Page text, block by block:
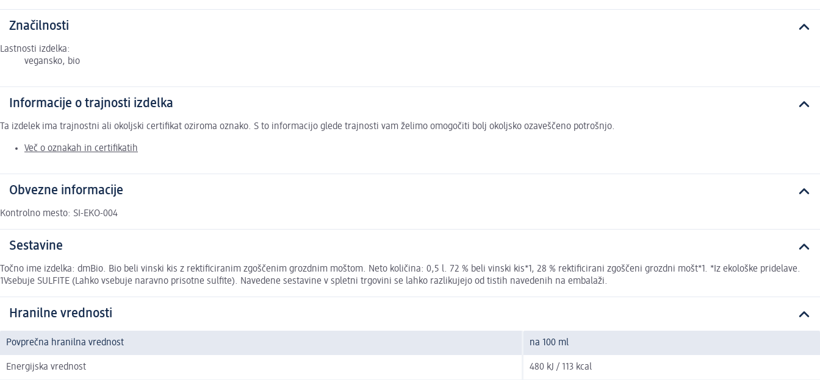
Značilnosti
Lastnosti izdelka:
vegansko, bio
Informacije o trajnosti izdelka
Ta izdelek ima trajnostni ali okoljski certifikat oziroma oznako. S to informacijo glede trajnosti vam želimo omogočiti bolj okoljsko ozaveščeno potrošnjo.
Več o oznakah in certifikatih
Obvezne informacije
Kontrolno mesto: SI-EKO-004
Sestavine
Točno ime izdelka: dmBio. Bio beli vinski kis z rektificiranim zgoščenim grozdnim moštom. Neto količina: 0,5 l. 72 % beli vinski kis*1, 28 % rektificirani zgoščeni grozdni mošt*1. *Iz ekološke pridelave.
1Vsebuje SULFITE (Lahko vsebuje naravno prisotne sulfite). Navedene sestavine v spletni trgovini se lahko razlikujejo od tistih navedenih na embalaži.
Hranilne vrednosti
Povprečna hranilna vrednost na 100 ml
Energijska vrednost 480 kJ / 113 kcal